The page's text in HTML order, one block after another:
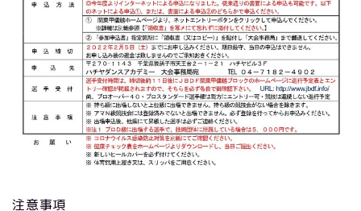
注意事項